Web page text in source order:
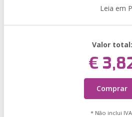
Leia em
Valor total:
€
Comprar
* Não inclui